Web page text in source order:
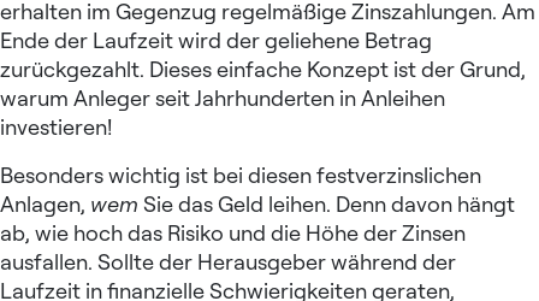
erhalten im Gegenzug regelmäßige Zinszahlungen. Am
Ende der Laufzeit wird der geliehene Betrag
zurückgezahlt. Dieses einfache Konzept ist der Grund,
warum Anleger seit Jahrhunderten in Anleihen
investieren!
Besonders wichtig ist bei diesen festverzinslichen
Anlagen, wem Sie das Geld leihen. Denn davon hängt
ab, wie hoch das Risiko und die Höhe der Zinsen
ausfallen. Sollte der Herausgeber während der
Laufzeit in finanzielle Schwierigkeiten geraten,